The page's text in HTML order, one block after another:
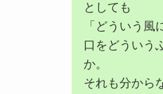
としても
「どういう風
口をどういう
か。
それも分から